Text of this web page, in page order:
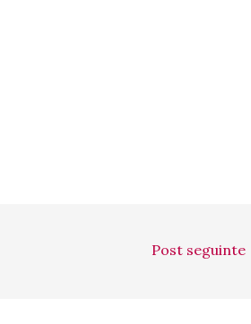
Post seguinte